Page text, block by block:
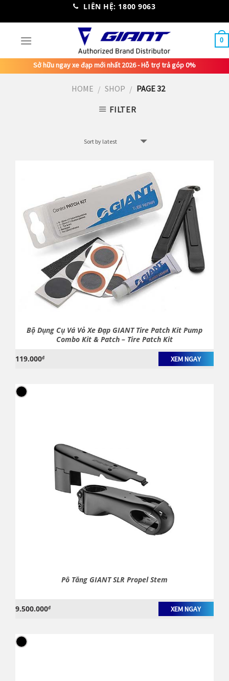
LIÊN HỆ: 1800 9063
0
Sở hữu ngay xe đạp mới nhất 2026 - Hỗ trợ trả góp 0%
HOME / SHOP / PAGE 32
FILTER
Bộ Dụng Cụ Vá Vỏ Xe Đạp GIANT Tire Patch Kit Pump
Combo Kit & Patch – Tire Patch Kit
119.000₫ XEM NGAY
Pô Tăng GIANT SLR Propel Stem
9.500.000₫ XEM NGAY